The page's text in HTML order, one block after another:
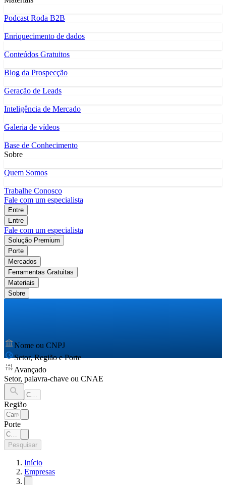
Podcast Roda B2B
Enriquecimento de dados
Conteúdos Gratuitos
Blog da Prospecção
Geração de Leads
Inteligência de Mercado
Galeria de vídeos
Base de Conhecimento
Sobre
Quem Somos
Trabalhe Conosco
Fale com um especialista
Entre
Entre
Fale com um especialista
Solução Premium
Porte
Mercados
Ferramentas Gratuitas
Materiais
Sobre
Nome ou CNPJ
Setor, Região e Porte
Avançado
Setor, palavra-chave ou CNAE
Região
Porte
Pesquisar
Início
Empresas